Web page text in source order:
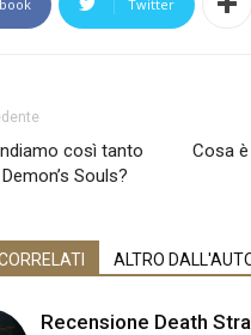
Twitter
così tanto
Souls?
Cosa
ALTRO
Recensione Death